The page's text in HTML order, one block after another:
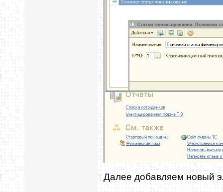
Далее добавляем новый